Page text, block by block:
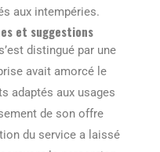
aux intempéries.
et suggestions
distingué par une
avait amorcé le
adaptés aux usages
de son offre
du service a laissé